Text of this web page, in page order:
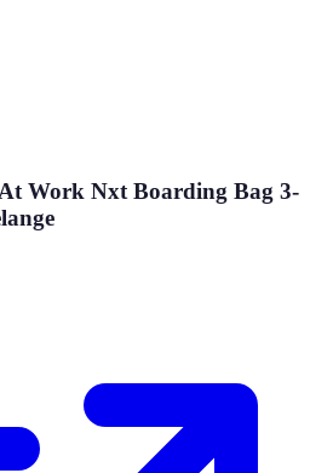
Work Nxt Boarding Bag 3-